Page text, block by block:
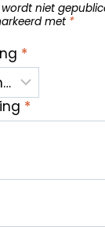
niet
met *
*
*